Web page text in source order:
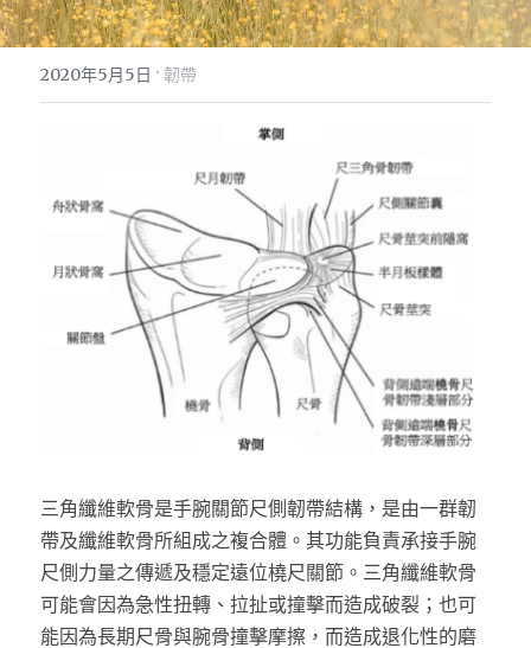
腕隧道症
肘隧道症
伸指肌腱損傷
屈指肌腱損傷
遠端橈骨骨折
骨性錘狀指
三角纖維軟骨韌帶修補
腱鞘巨細胞瘤
骨科部首頁
搜索
English
CALL US
2020年5月5日 · 韌帶
三角纖維軟骨是手腕關節尺側韌帶結構，是由一群韌
帶及纖維軟骨所組成之複合體。其功能負責承接手腕
尺側力量之傳遞及穩定遠位橈尺關節。三角纖維軟骨
可能會因為急性扭轉、拉扯或撞擊而造成破裂；也可
能因為長期尺骨與腕骨撞擊摩擦，而造成退化性的磨